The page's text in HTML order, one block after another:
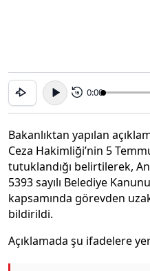
15 0:00
Bakanlıktan yapılan
Ceza Hakimliği’nin 5
tutuklandığı belirtilerek,
5393 sayılı Belediye
kapsamında görevden
bildirildi.
Açıklamada şu ifadelere